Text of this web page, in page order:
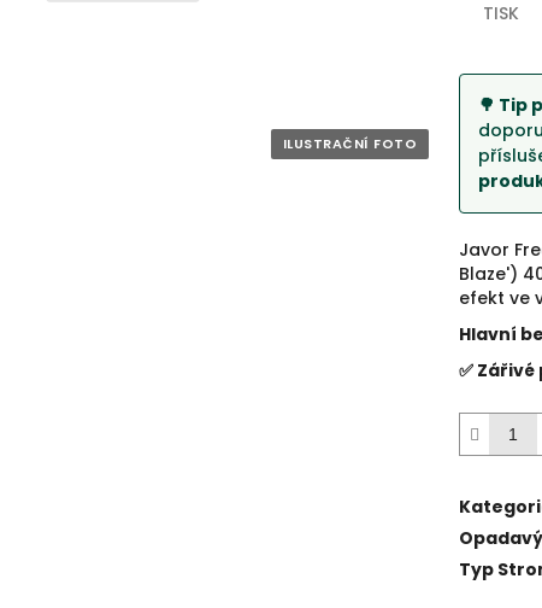
🌳 Tip
Javor
Blaze')
efekt ve
Hlavní
✅
Typ
TISK